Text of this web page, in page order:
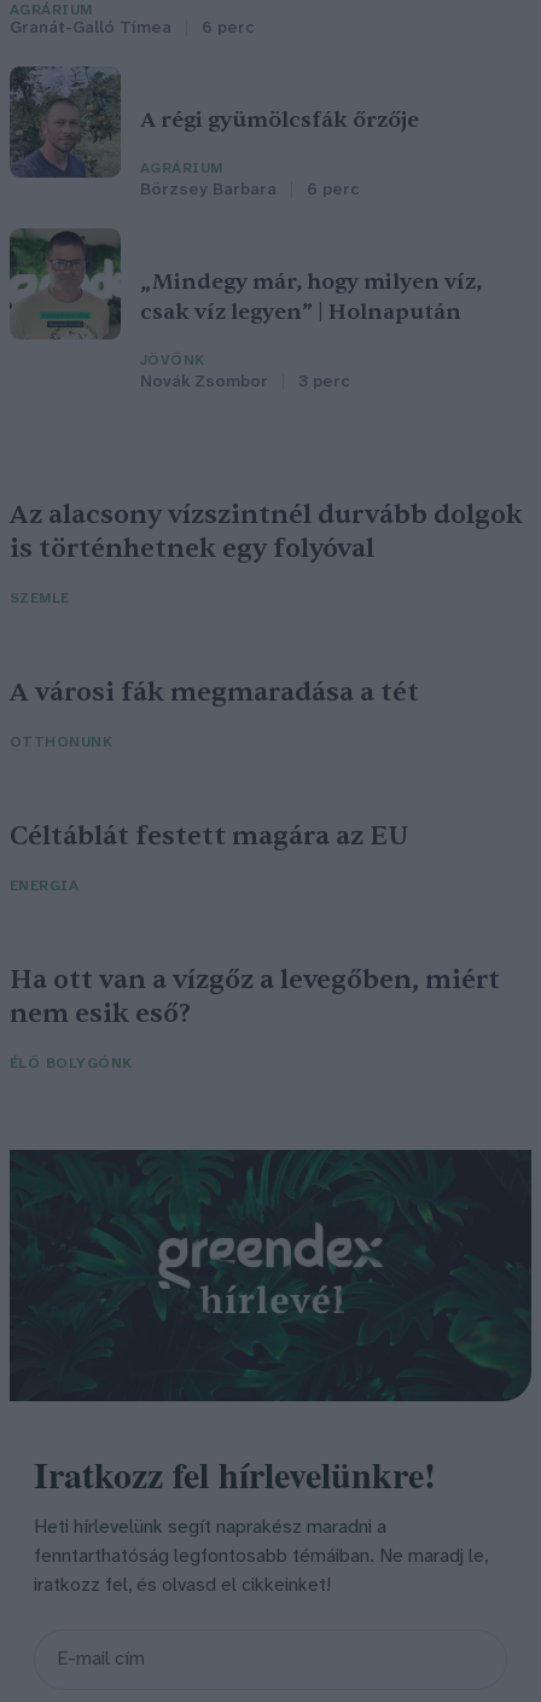
AGRÁRIUM
Granát-Galló Tímea 6 perc
A régi gyümölcsfák őrzője
AGRÁRIUM
Börzsey Barbara 6 perc
„Mindegy már, hogy milyen víz,
csak víz legyen” | Holnapután
JÖVŐNK
Novák Zsombor 3 perc
Az alacsony vízszintnél durvább dolgok
is történhetnek egy folyóval
SZEMLE
A városi fák megmaradása a tét
OTTHONUNK
Céltáblát festett magára az EU
ENERGIA
Ha ott van a vízgőz a levegőben, miért
nem esik eső?
ÉLŐ BOLYGÓNK
Iratkozz fel hírlevelünkre!
Heti hírlevelünk segít naprakész maradni a
fenntarthatóság legfontosabb témáiban. Ne maradj le,
iratkozz fel, és olvasd el cikkeinket!